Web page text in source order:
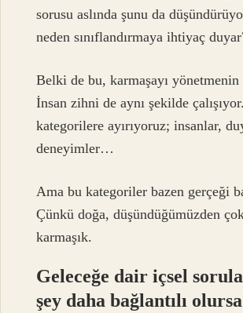
sorusu aslında şunu da
neden sınıflandırmaya ihtiyaç
Belki de bu, karmaşayı
İnsan zihni de aynı şekilde
kategorilere ayırıyoruz; insanlar,
deneyimler…
Ama bu kategoriler bazen gerçeği
Çünkü doğa, düşündüğümüzden
karmaşık.
Geleceğe dair içsel
şey daha bağlantılı